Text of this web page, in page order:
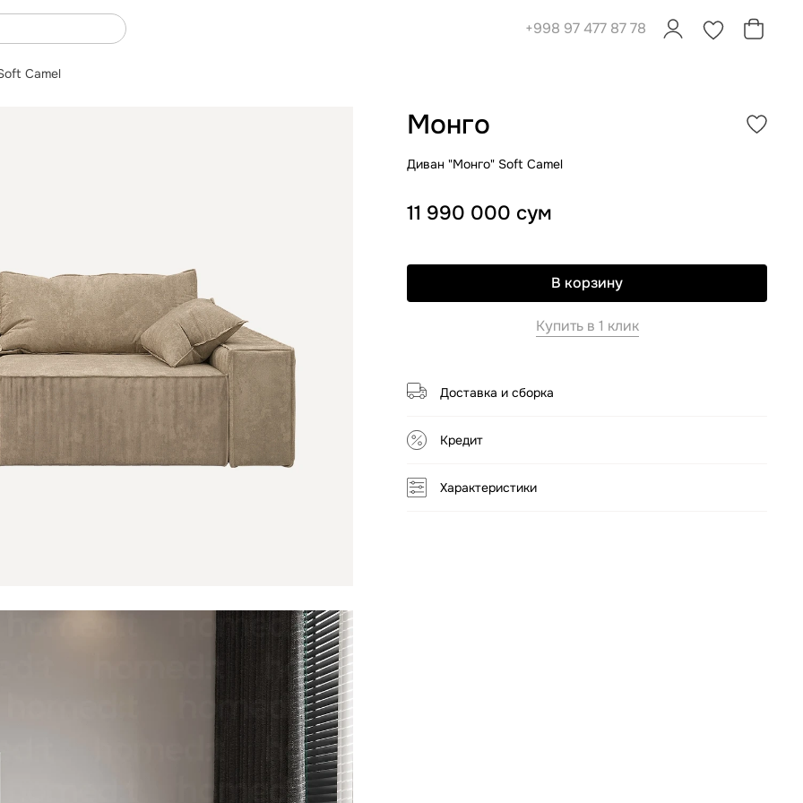
+998 97 477 87 78
Camel
Монго
Диван "Монго" Soft Camel
11 990 000 сум
В корзину
Купить в 1 клик
Доставка и сборка
Кредит
Характеристики